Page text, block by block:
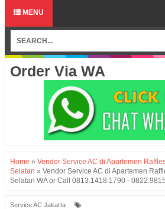
MENU
Order Via WA
Home » Vendor Service AC di Apartemen
Selatan » Vendor Service AC di Apartemen
Selatan WA or Call 0813.1418.1790 -
Service AC Jakarta